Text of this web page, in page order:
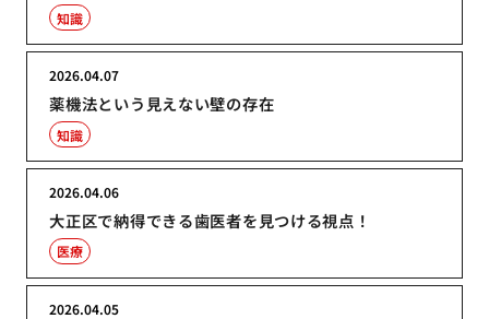
知識
薬機法という見えない壁の存在
2026.04.07
知識
大正区で納得できる歯医者を見つける視点！
2026.04.06
医療
2026.04.05